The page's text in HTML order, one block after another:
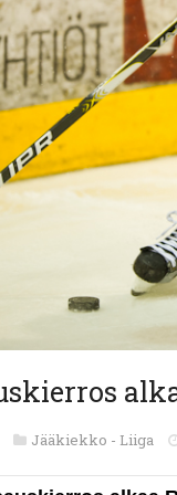
Jääkiekko - Liiga